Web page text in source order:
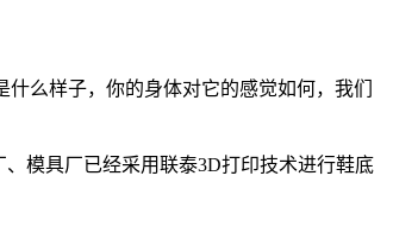
么样子，你的身体对它的感觉如何，我们
模具厂已经采用联泰3D打印技术进行鞋底